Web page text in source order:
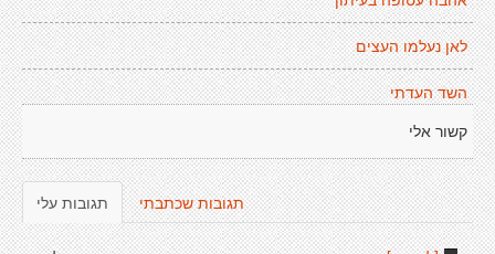
לאן נעלמו העצים
השד העדתי
קשור אלי
תגובות עלי תגובות שכתבתי